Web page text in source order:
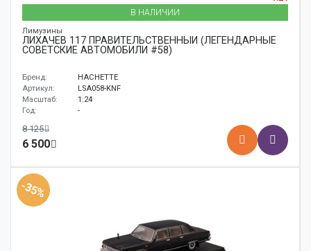
В НАЛИЧИИ
Лимузины
ЛИХАЧЕВ 117 ПРАВИТЕЛЬСТВЕННЫЙ (ЛЕГЕНДАРНЫЕ
СОВЕТСКИЕ АВТОМОБИЛИ #58)
Бренд:
HACHETTE
Артикул:
LSA058-KNF
Масштаб:
1:24
Год:
-
8 125
6 500
-35%